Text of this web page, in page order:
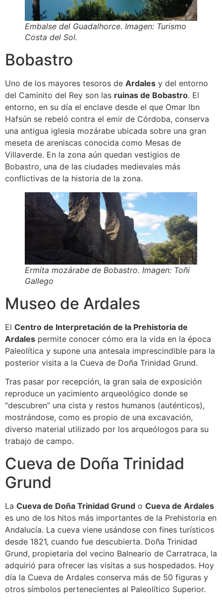
Embalse del Guadalhorce. Imagen: Turismo
Costa del Sol.
Bobastro
Uno de los mayores tesoros de Ardales y del entorno
del Caminito del Rey son las ruinas de Bobastro. El
entorno, en su día el enclave desde el que Omar Ibn
Hafsún se rebeló contra el emir de Córdoba, conserva
una antigua iglesia mozárabe ubicada sobre una gran
meseta de areniscas conocida como Mesas de
Villaverde. En la zona aún quedan vestigios de
Bobastro, una de las ciudades medievales más
conflictivas de la historia de la zona.
Ermita mozárabe de Bobastro. Imagen: Toñi
Gallego
Museo de Ardales
El Centro de Interpretación de la Prehistoria de
Ardales permite conocer cómo era la vida en la época
Paleolítica y supone una antesala imprescindible para la
posterior visita a la Cueva de Doña Trinidad Grund.
Tras pasar por recepción, la gran sala de exposición
reproduce un yacimiento arqueológico donde se
“descubren” una cista y restos humanos (auténticos),
mostrándose, como es propio de una excavación,
diverso material utilizado por los arqueólogos para su
trabajo de campo.
Cueva de Doña Trinidad
Grund
La Cueva de Doña Trinidad Grund o Cueva de Ardales
es uno de los hitos más importantes de la Prehistoria en
Andalucía. La cueva viene usándose con fines turísticos
desde 1821, cuando fue descubierta. Doña Trinidad
Grund, propietaria del vecino Balneario de Carratraca, la
adquirió para ofrecer las visitas a sus hospedados. Hoy
día la Cueva de Ardales conserva más de 50 figuras y
otros símbolos pertenecientes al Paleolítico Superior.